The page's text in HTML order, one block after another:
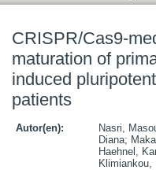
CRISPR/Cas9-
maturation of
induced
patients
Autor(en): Nasri,
Diana;
Haehnel,
Klimiankou,